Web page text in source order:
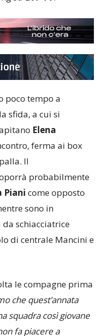
suLVF TV.
tempo a
sfida, a cui si
ferma ai box
Il
probabilmente
Pianicome opposto
sono in
schiacciatrice
le compagne prima
che quest’annata